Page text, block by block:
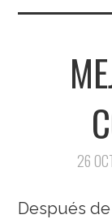
26
Después